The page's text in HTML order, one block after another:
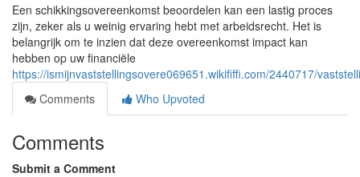
Een schikkingsovereenkomst beoordelen kan een lastig proces
zijn, zeker als u weinig ervaring hebt met arbeidsrecht. Het is
belangrijk om te inzien dat deze overeenkomst impact kan
hebben op uw financiële
https://ismijnvaststellingsovere069651.wikififfi.com/2440717/
Comments
Who Upvoted
Comments
Submit a Comment